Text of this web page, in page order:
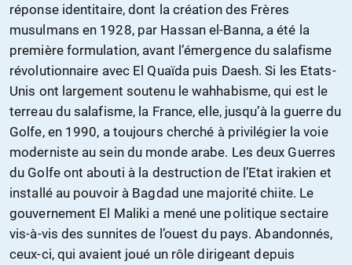
réponse identitaire, dont la création des Frères
musulmans en 1928, par Hassan el-Banna, a été la
première formulation, avant l’émergence du salafisme
révolutionnaire avec El Quaïda puis Daesh. Si les Etats-
Unis ont largement soutenu le wahhabisme, qui est le
terreau du salafisme, la France, elle, jusqu’à la guerre du
Golfe, en 1990, a toujours cherché à privilégier la voie
moderniste au sein du monde arabe. Les deux Guerres
du Golfe ont abouti à la destruction de l’Etat irakien et
installé au pouvoir à Bagdad une majorité chiite. Le
gouvernement El Maliki a mené une politique sectaire
vis-à-vis des sunnites de l’ouest du pays. Abandonnés,
ceux-ci, qui avaient joué un rôle dirigeant depuis